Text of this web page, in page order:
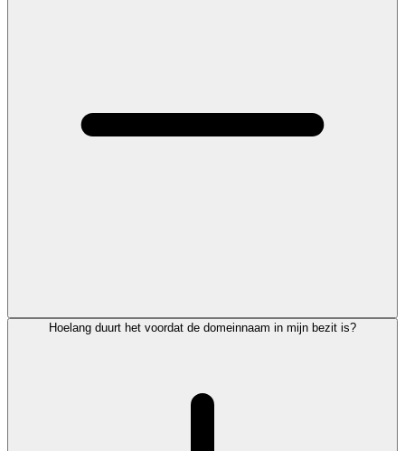
Hoelang duurt het voordat de domeinnaam in mijn bezit is?